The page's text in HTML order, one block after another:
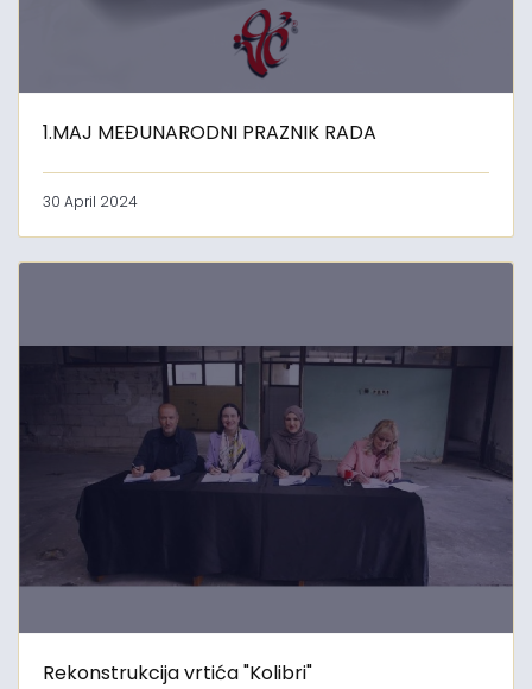
1.MAJ MEĐUNARODNI PRAZNIK RADA
30 April 2024
Rekonstrukcija vrtića "Kolibri"